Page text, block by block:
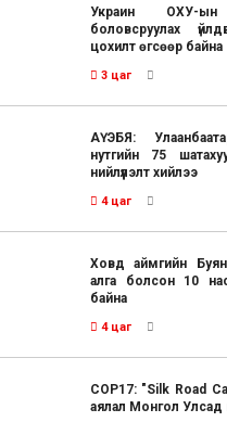
Украин ОХУ-
боловсруулах
цохилт өгсөөр байна
3 цаг
АҮЭБЯ:
нутгийн 75
нийлүүлэлт хийлээ
4 цаг
Ховд аймгийн
алга болсон 10
байна
4 цаг
COP17: "Silk Road
аялал Монгол Улсад